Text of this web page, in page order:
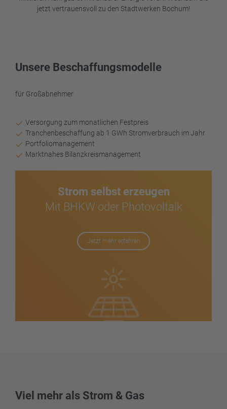
jetzt vertrauensvoll zu den Stadtwerken Bochum!
Unsere Beschaffungsmodelle
für Großabnehmer
Versorgung zum monatlichen Festpreis
Tranchenbeschaffung ab 1 GWh Stromverbrauch im Jahr
Portfoliomanagement
Marktnahes Bilanzkreismanagement
Strom selbst erzeugen
Mit BHKW oder Photovoltaik
Jetzt mehr erfahren
Viel mehr als Strom & Gas